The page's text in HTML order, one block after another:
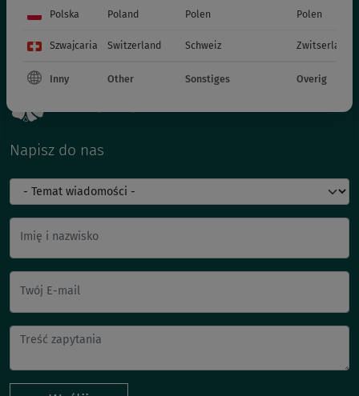
e-mail: info@vitroflora.com.pl
Napisz do nas
Imię i nazwisko
Twój E-mail
Polska Poland Polen Polen
Szwajcaria Switzerland Schweiz Zwitserland
Inny Other Sonstiges Overig